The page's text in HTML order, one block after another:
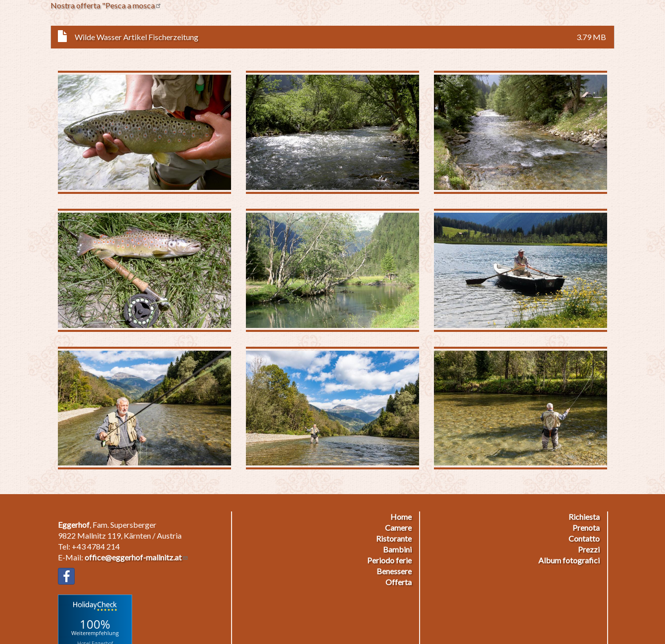
Nostra offerta "Pesca a mosca
Wilde Wasser Artikel Fischerzeitung 3.79 MB
Eggerhof, Fam. Supersberger
9822 Mallnitz 119, Kärnten / Austria
Tel: +43 4784 214
E-Mail: office@eggerhof-mallnitz.at
100%
Weiterempfehlung
Home
Camere
Ristorante
Bambini
Periodo ferie
Benessere
Offerta
Richiesta
Prenota
Contatto
Prezzi
Album fotografici